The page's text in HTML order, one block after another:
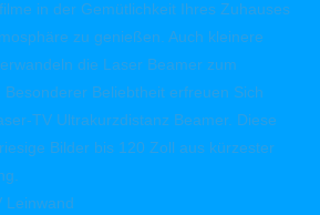
in der Gemütlichkeit Ihres Zuhauses
zu genießen. Auch kleinere
die Laser Beamer zum
Besonderer Beliebtheit erfreuen Sich
TV Ultrakurzdistanz Beamer. Diese
Bilder bis 120 Zoll aus kürzester
Leinwand